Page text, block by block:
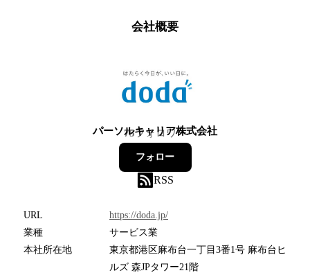
会社概要
パーソルキャリア株式会社
75フォロワー
フォロー
RSS
URL
https://doda.jp/
業種
サービス業
本社所在地
東京都港区麻布台一丁目3番1号 麻布台ヒ
ルズ 森JPタワー21階